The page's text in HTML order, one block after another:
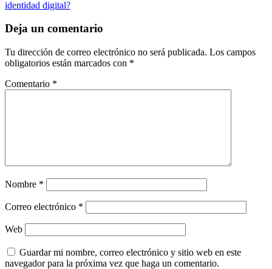
identidad digital?
Deja un comentario
Tu dirección de correo electrónico no será publicada. Los campos
obligatorios están marcados con *
Comentario *
Nombre *
Correo electrónico *
Web
Guardar mi nombre, correo electrónico y sitio web en este
navegador para la próxima vez que haga un comentario.